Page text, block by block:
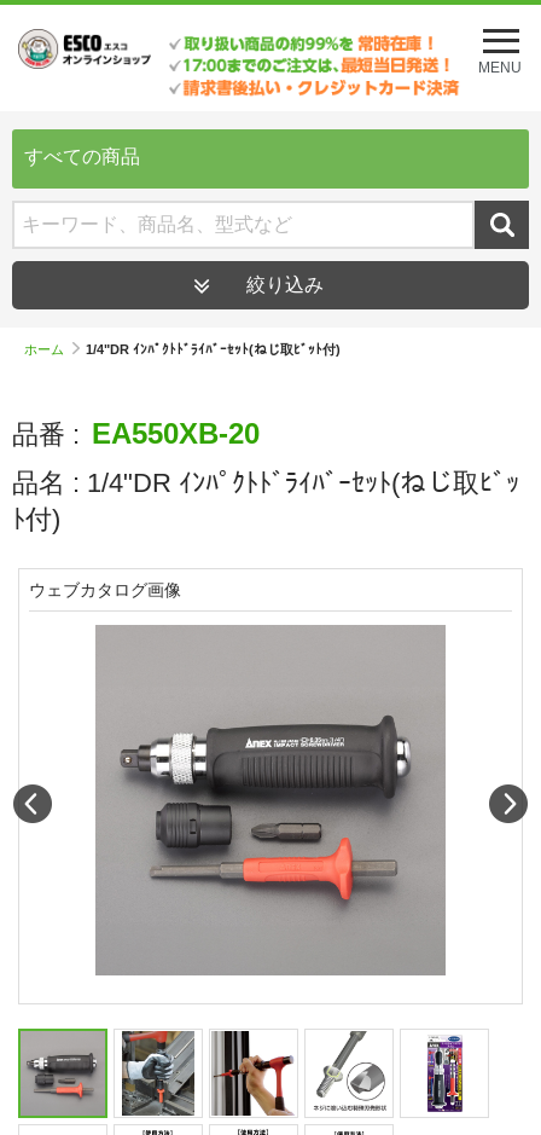
メ
ニ
ュ
を
MENU
すべての商品
絞り込み
ホーム 1/4"DR ｲﾝﾊﾟｸﾄﾄﾞﾗｲﾊﾞｰｾｯﾄ(ねじ取ﾋﾞｯﾄ付)
品番 : EA550XB-20
品名 : 1/4"DR ｲﾝﾊﾟｸﾄﾄﾞﾗｲﾊﾞｰｾｯﾄ(ねじ取ﾋﾞｯ
ﾄ付)
ウェブカタログ画像